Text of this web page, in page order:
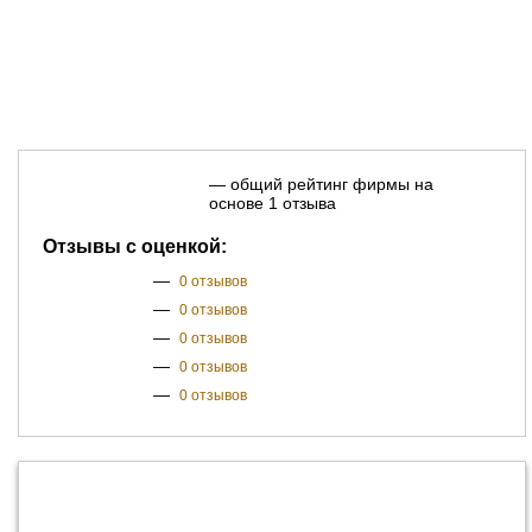
— общий рейтинг фирмы на
основе 1 отзыва
Отзывы с оценкой:
— 0 отзывов
— 0 отзывов
— 0 отзывов
— 0 отзывов
— 0 отзывов